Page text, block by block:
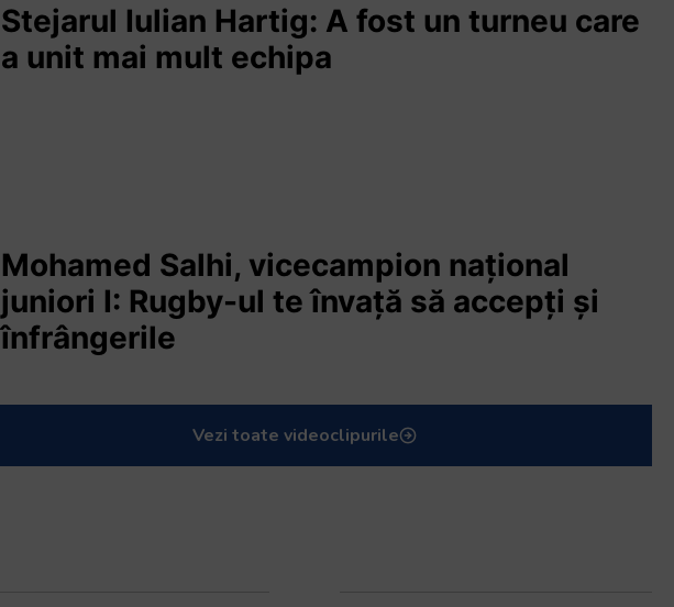
Stejarul Iulian Hartig: A fost un turneu care
a unit mai mult echipa
Mohamed Salhi, vicecampion național
juniori I: Rugby-ul te învață să accepți și
înfrângerile
Vezi toate videoclipurile